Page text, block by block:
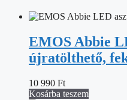
EMOS Abbie
újratölthető,
10 990 Ft
Kosárba teszem